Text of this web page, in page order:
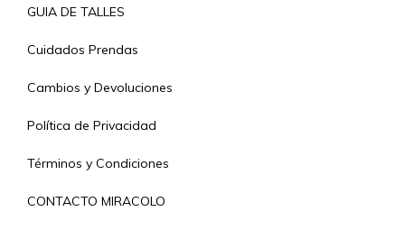
GUIA DE TALLES
Cuidados Prendas
Cambios y Devoluciones
Política de Privacidad
Términos y Condiciones
CONTACTO MIRACOLO